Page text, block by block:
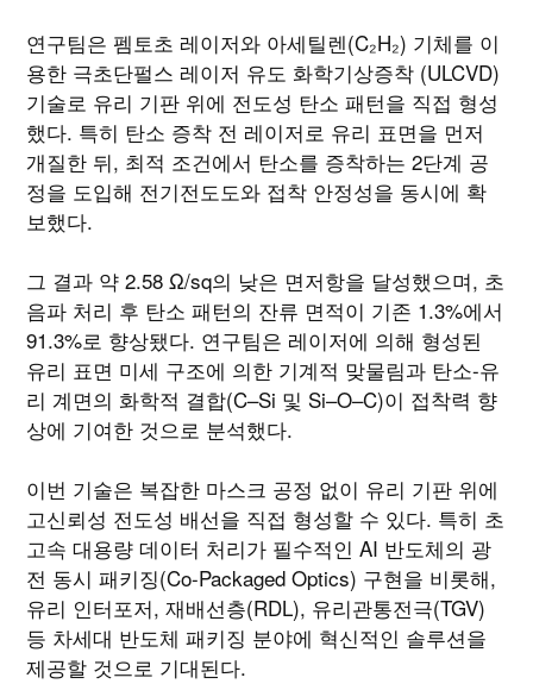
연구팀은 펨토초 레이저와 아세틸렌(C₂H₂) 기체를 이
용한 극초단펄스 레이저 유도 화학기상증착 (ULCVD)
기술로 유리 기판 위에 전도성 탄소 패턴을 직접 형성
했다. 특히 탄소 증착 전 레이저로 유리 표면을 먼저
개질한 뒤, 최적 조건에서 탄소를 증착하는 2단계 공
정을 도입해 전기전도도와 접착 안정성을 동시에 확
보했다.
그 결과 약 2.58 Ω/sq의 낮은 면저항을 달성했으며, 초
음파 처리 후 탄소 패턴의 잔류 면적이 기존 1.3%에서
91.3%로 향상됐다. 연구팀은 레이저에 의해 형성된
유리 표면 미세 구조에 의한 기계적 맞물림과 탄소-유
리 계면의 화학적 결합(C–Si 및 Si–O–C)이 접착력 향
상에 기여한 것으로 분석했다.
이번 기술은 복잡한 마스크 공정 없이 유리 기판 위에
고신뢰성 전도성 배선을 직접 형성할 수 있다. 특히 초
고속 대용량 데이터 처리가 필수적인 AI 반도체의 광
전 동시 패키징(Co-Packaged Optics) 구현을 비롯해,
유리 인터포저, 재배선층(RDL), 유리관통전극(TGV)
등 차세대 반도체 패키징 분야에 혁신적인 솔루션을
제공할 것으로 기대된다.